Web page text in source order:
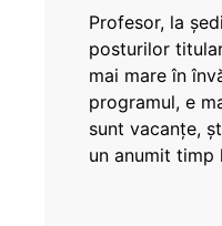
Profesor, la
posturilor
mai mare în
programul, e
sunt vacanţe,
un anumit timp